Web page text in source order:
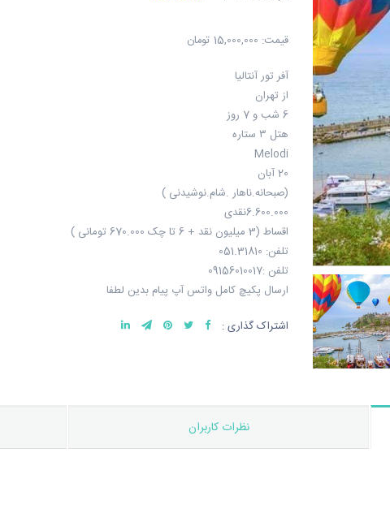
قیمت: 15,000,000 تومان
آفر تور آنتالیا
از تهران
6 شب و 7 روز
هتل ۳ ستاره
Melodi
20 آبان
(صبحانه.ناهار .شام.نوشیدنی )
6.600.000نقدی
اقساط (3 میلیون نقد + 6 تا چک 670.000 تومانی )
تلفن: 051.31810
تلفن :09156010017
ارسال پکیچ کامل واتس آپ پیام بدین لطفا
اشتراک گذاری :
نظرات کاربران